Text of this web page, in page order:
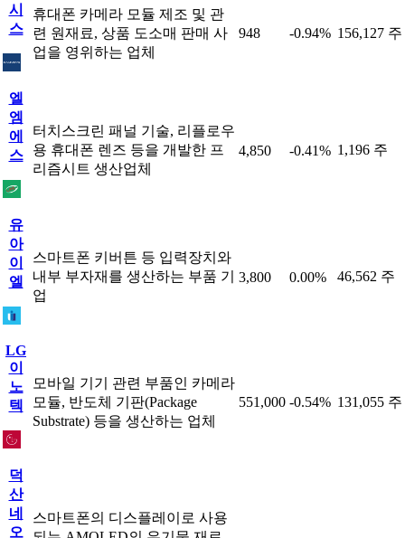
시
스
휴대폰 카메라 모듈 제조 및 관
련 원재료, 상품 도소매 판매 사
업을 영위하는 업체
948 -0.94% 156,127 주
엘
엠
에
스
터치스크린 패널 기술, 리플로우
용 휴대폰 렌즈 등을 개발한 프
리즘시트 생산업체
4,850 -0.41% 1,196 주
유
아
이
엘
스마트폰 키버튼 등 입력장치와
내부 부자재를 생산하는 부품 기
업
3,800 0.00% 46,562 주
LG
이
노
텍
모바일 기기 관련 부품인 카메라
모듈, 반도체 기판(Package
Substrate) 등을 생산하는 업체
551,000 -0.54% 131,055 주
덕
산
네
오
스마트폰의 디스플레이로 사용